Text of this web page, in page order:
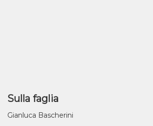
Sulla faglia
Gianluca Bascherini